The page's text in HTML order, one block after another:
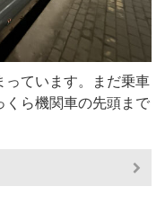
っています。まだ乗車
くら機関車の先頭まで